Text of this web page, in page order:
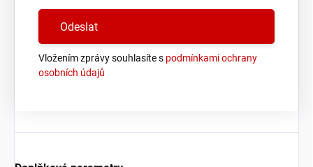
Vložením zprávy souhlasíte s podmínkami ochrany
osobních údajů